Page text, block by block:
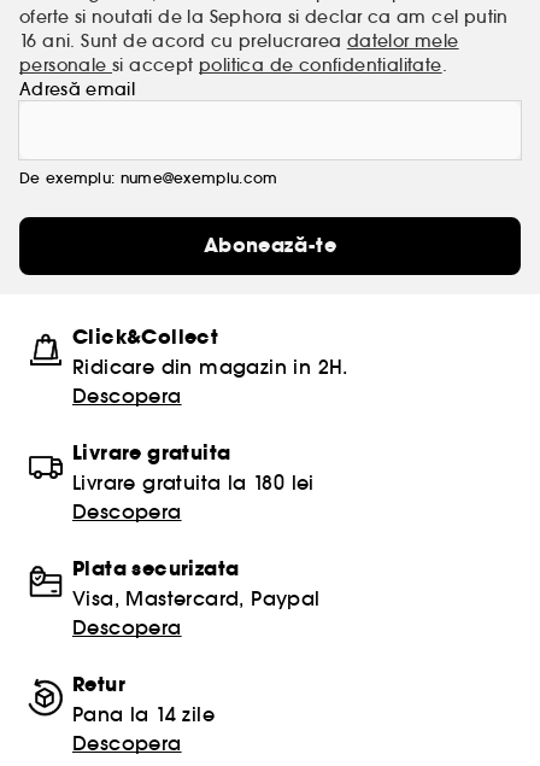
oferte si noutati de la Sephora si declar ca am cel putin
16 ani. Sunt de acord cu prelucrarea datelor mele
personalesi accept politica de confidentialitate.
Adresă email
De exemplu: nume@exemplu.com
Abonează-te
Click&Collect
Ridicare din magazin in 2H.
Descopera
Livrare gratuita
Livrare gratuita la 180 lei
Descopera
Plata securizata
Visa, Mastercard, Paypal
Descopera
Retur
Pana la 14 zile
Descopera